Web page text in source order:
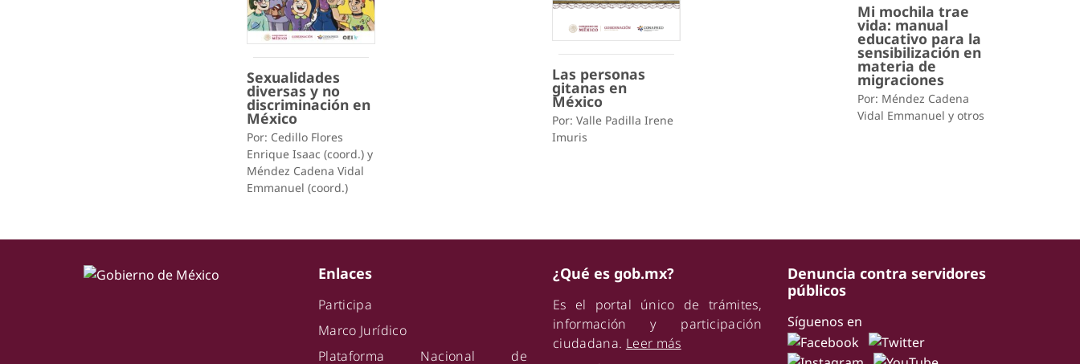
Sexualidades
diversas y no
discriminación en
México
Por: Cedillo Flores
Enrique Isaac (coord.) y
Méndez Cadena Vidal
Emmanuel (coord.)
Las personas
gitanas en
México
Por: Valle Padilla Irene
Imuris
Mi mochila trae
vida: manual
educativo para la
sensibilización en
materia de
migraciones
Por: Méndez Cadena
Vidal Emmanuel y otros
Enlaces
Participa
Marco Jurídico
Plataforma Nacional de
¿Qué es gob.mx?
Es el portal único de trámites,
información y participación
ciudadana. Leer más
Denuncia contra servidores
públicos
Síguenos en